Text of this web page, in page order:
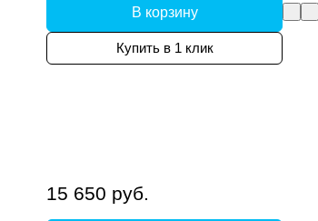
В корзину
Купить в 1 клик
15 650 руб.